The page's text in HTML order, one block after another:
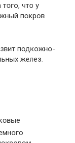
что у
покров
подкожно-
желез.